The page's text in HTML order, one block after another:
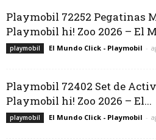
Playmobil 72252 Pegatinas
Playmobil hi! Zoo 2026 – El
playmobil El Mundo Click - Playmobil -
Playmobil 72402 Set de
Playmobil hi! Zoo 2026 – El...
playmobil El Mundo Click - Playmobil -